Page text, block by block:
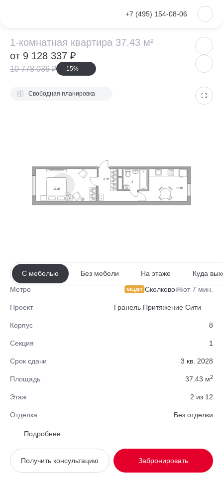
+7 (495) 154-08-06
1-комнатная
1-комнатная квартира 37.43 м²
от 9 128 337 ₽
10 778 036 ₽ - 15%
VKontakte
Метро Сколково от 7 мин.
Проект Гранель Притяжение Сити
Корпус 8
Секция 1
Срок сдачи 3 кв. 2028
Площадь 37.43 м2
Этаж 2 из 12
Отделка Без отделки
Район
Вид из окна Во двор, На улицу
Планировка Распашная
Подробнее
Забронировать
Получить консультацию
15.85 10.88
4
6.70
Свободная планировка
С мебелью Без мебели На этаже Куда